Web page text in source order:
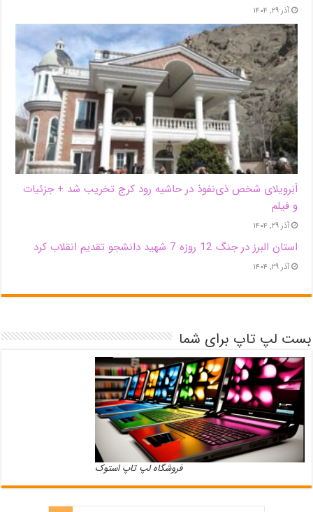
آذر ۲۹, ۱۴۰۴
اَبَر‌ویلای شخص ذی‌نفوذ در حاشیه‌ رود کرج تخریب شد + جزئیات
و فیلم
آذر ۲۹, ۱۴۰۴
استان البرز در جنگ 12 روزه 7 شهید دانشجو تقدیم انقلاب کرد
آذر ۲۹, ۱۴۰۴
بست لپ تاپ برای شما
فروشگاه لپ تاپ استوک